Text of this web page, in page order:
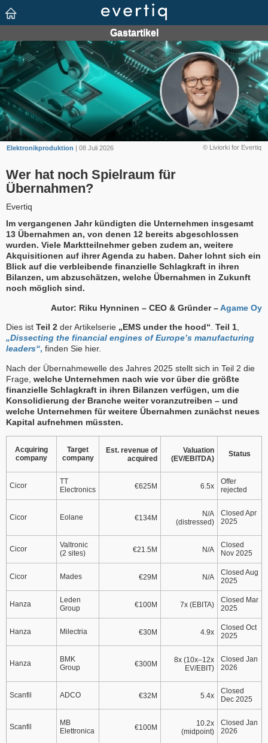
© Liviorki for Evertiq
Elektronikproduktion | 08 Juli 2026
Wer hat noch Spielraum für
Übernahmen?
Evertiq
Im vergangenen Jahr kündigten die Unternehmen insgesamt
13 Übernahmen an, von denen 12 bereits abgeschlossen
wurden. Viele Marktteilnehmer geben zudem an, weitere
Akquisitionen auf ihrer Agenda zu haben. Daher lohnt sich ein
Blick auf die verbleibende finanzielle Schlagkraft in ihren
Bilanzen, um abzuschätzen, welche Übernahmen in Zukunft
noch möglich sind.
Autor: Riku Hynninen – CEO & Gründer –Agame Oy
Dies ist Teil 2 der Artikelserie „EMS under the hood“. Teil 1,
„Dissecting the financial engines of Europe’s manufacturing
leaders“, finden Sie hier.
Nach der Übernahmewelle des Jahres 2025 stellt sich in Teil 2 die
Frage, welche Unternehmen nach wie vor über die größte
finanzielle Schlagkraft in ihren Bilanzen verfügen, um die
Konsolidierung der Branche weiter voranzutreiben – und
welche Unternehmen für weitere Übernahmen zunächst neues
Kapital aufnehmen müssten.
Acquiring
company
Target
company
Est. revenue of
acquired
Valuation
(EV/EBITDA)
Status
Cicor
TT
Electronics
€625M 6.5x
Offer
rejected
Cicor Eolane €134M
N/A
(distressed)
Closed Apr
2025
Cicor
Valtronic
(2 sites)
€21.5M N/A
Closed
Nov 2025
Cicor Mades €29M N/A
Closed Aug
2025
Hanza
Leden
Group
€100M 7x (EBITA)
Closed Mar
2025
Hanza Milectria €30M 4.9x
Closed Oct
2025
Hanza
BMK
Group
€300M
8x (10x–12x
EV/EBIT)
Closed Jan
2026
Scanfil ADCO €32M 5.4x
Closed
Dec 2025
Scanfil
MB
Elettronica
€100M
10.2x
(midpoint)
Closed Jan
2026